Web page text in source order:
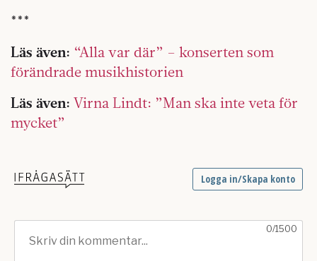
***
Läs även: “Alla var där” – konserten som
förändrade musikhistorien
Läs även: Virna Lindt: ”Man ska inte veta för
mycket”